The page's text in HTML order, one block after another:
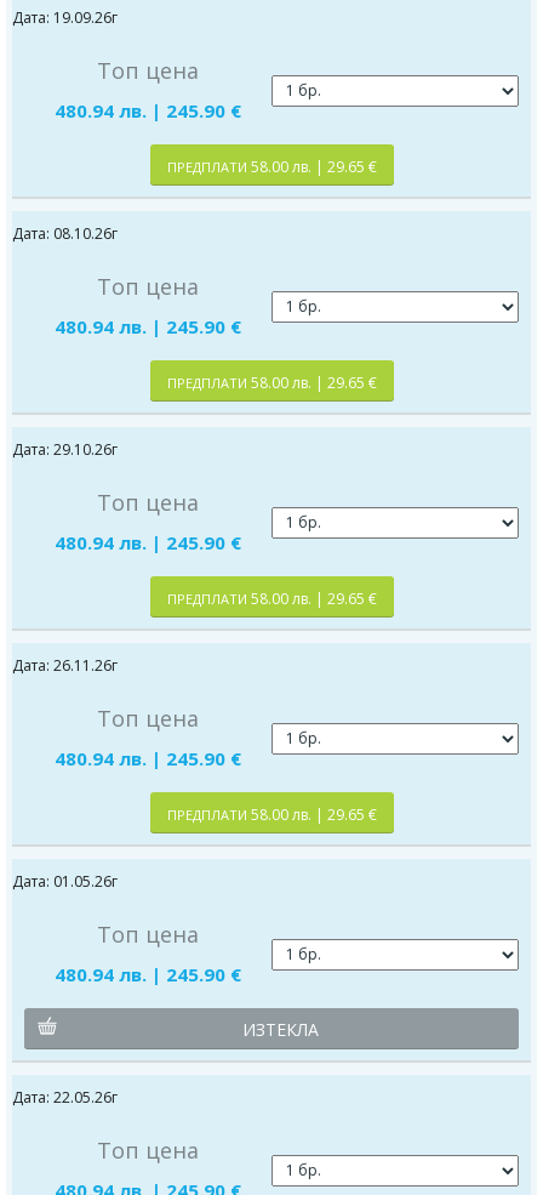
Дата: 19.09.26г
Топ цена
480.94 лв. | 245.90 €
ПРЕДПЛАТИ 58.00 лв. | 29.65 €
Дата: 08.10.26г
Топ цена
480.94 лв. | 245.90 €
ПРЕДПЛАТИ 58.00 лв. | 29.65 €
Дата: 29.10.26г
Топ цена
480.94 лв. | 245.90 €
ПРЕДПЛАТИ 58.00 лв. | 29.65 €
Дата: 26.11.26г
Топ цена
480.94 лв. | 245.90 €
ПРЕДПЛАТИ 58.00 лв. | 29.65 €
Дата: 01.05.26г
Топ цена
480.94 лв. | 245.90 €
ИЗТЕКЛА
Дата: 22.05.26г
Топ цена
480.94 лв. | 245.90 €